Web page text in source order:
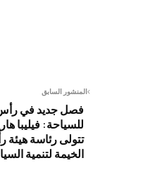
المنشور السابق
فصل جديد في
للسياحة: فيليبا
تتولى رئاسة هيئة
الخيمة لتنمية